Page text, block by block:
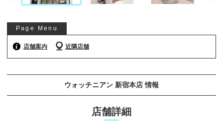
0120-954-800
メール査定はこちらから
Page Menu
店舗案内 近隣店舗
ウォッチニアン 新宿本店 情報
店舗詳細